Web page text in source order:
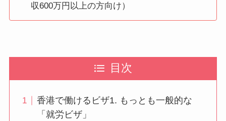
収600万円以上の方向け）
目次
香港で働けるビザ1. もっとも一般的な
「就労ビザ」